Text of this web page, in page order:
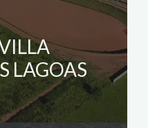
LAGOAS